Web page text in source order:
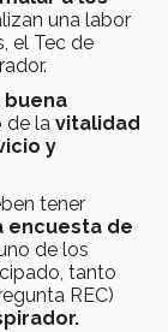
una labor
el Tec de
buena
de la vitalidad
y
tener
encuesta de
de los
tanto
REC)